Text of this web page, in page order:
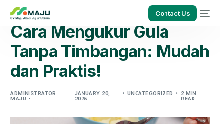
Contact Us
Cara Mengukur Gula
Tanpa Timbangan: Mudah
dan Praktis!
ADMINISTRATOR
MAJU
JANUARY 20,
2025
UNCATEGORIZED
2 MIN
READ